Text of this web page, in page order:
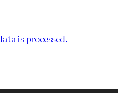
is processed.